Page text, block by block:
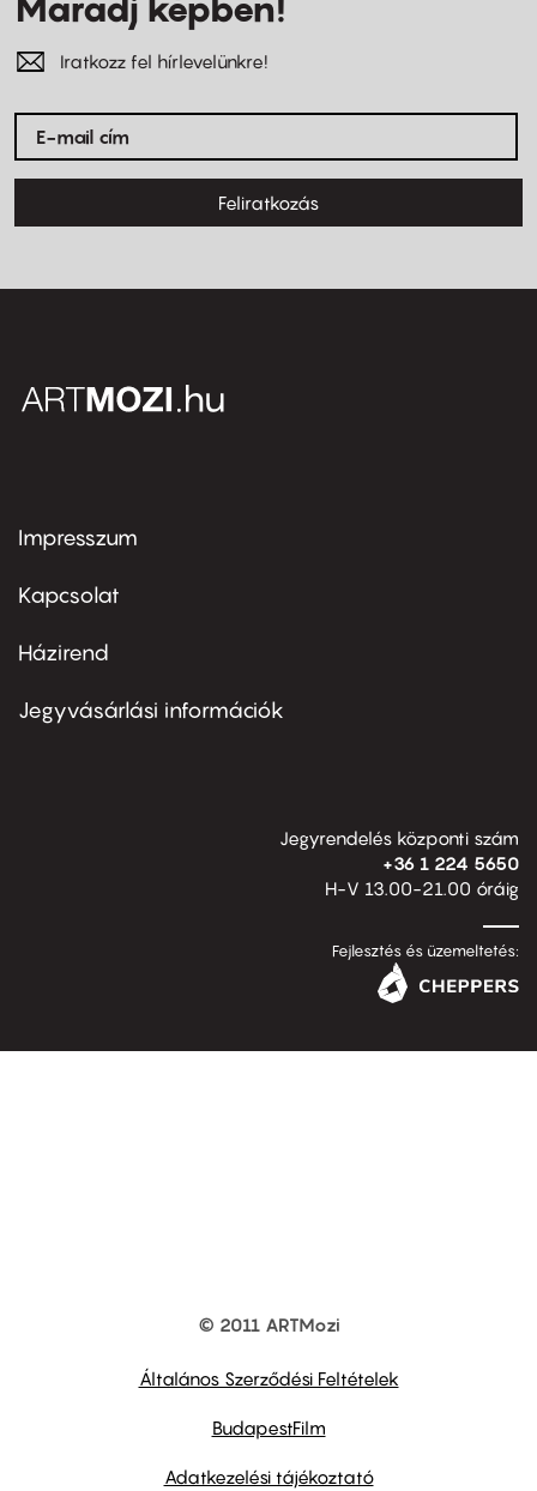
Iratkozz fel hírlevelünkre!
Feliratkozás
Footer
first
Impresszum
Kapcsolat
Footer
second
Házirend
Jegyvásárlási információk
Jegyrendelés központi szám
+36 1 224 5650
H-V 13.00-21.00 óráig
Fejlesztés és üzemeltetés:
© 2011 ARTMozi
Általános Szerződési Feltételek
BudapestFilm
Adatkezelési tájékoztató